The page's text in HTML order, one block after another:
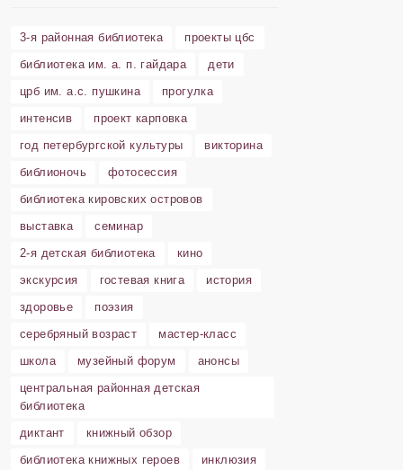
3-я районная библиотека
проекты цбс
библиотека им. а. п. гайдара
дети
црб им. а.с. пушкина
прогулка
интенсив
проект карповка
год петербургской культуры
викторина
библионочь
фотосессия
библиотека кировских островов
выставка
семинар
2-я детская библиотека
кино
экскурсия
гостевая книга
история
здоровье
поэзия
серебряный возраст
мастер-класс
школа
музейный форум
анонсы
центральная районная детская
библиотека
диктант
книжный обзор
библиотека книжных героев
инклюзия